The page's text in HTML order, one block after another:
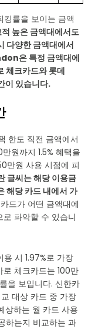
킹률을 보이는 금액
높은 금액대에서도
다양한 금액대에서
은 특정 금액대에
체크카드와 롯데
이 있습니다.
한도 직전 금액에서
원까지 1.5% 혜택을
만원 사용 시점에 피
글씨는 해당 이용금
해당 카드 내에서 가
드가 어떤 금액대에
파악할 수 있습니
시 1.97%로 가장
로 체크카드는 100만
을 보입니다. 신한카
대상 카드 중 가장
상하는 월 카드 사용
하는지 비교하는 과